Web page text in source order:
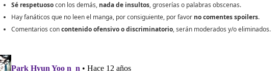
Sé respetuosocon los demás, nada de insultos, groserías o palabras obscenas.
Hay fanáticos que no leen el manga, por consiguiente, por favor no comentes spoilers.
Comentarios concontenido ofensivo o discriminatorio, serán moderados y/o eliminados.